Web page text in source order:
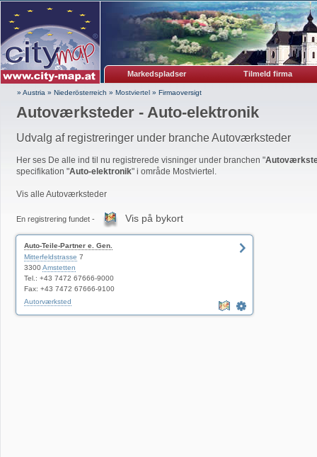
Markedspladser Tilmeld firma
» Austria » Niederösterreich » Mostviertel » Firmaoversigt
Autoværksteder - Auto-elektronik
Udvalg af registreringer under branche Autoværksteder
Her ses De alle ind til nu registrerede visninger under branchen "
specifikation "Auto-elektronik" i område Mostviertel.
Vis alle Autoværksteder
En registrering fundet - Vis på bykort
Auto-Teile-Partner e. Gen.
Mitterfeldstrasse 7
3300Amstetten
Tel.: +43 7472 67666-9000
Fax: +43 7472 67666-9100
Autorværksted